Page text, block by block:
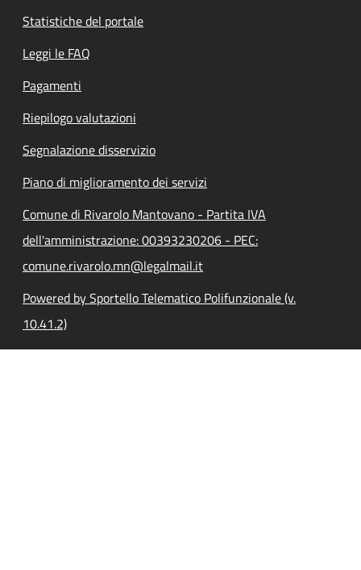
Statistiche del portale
Leggi le FAQ
Pagamenti
Riepilogo valutazioni
Segnalazione disservizio
Piano di miglioramento dei servizi
Comune di Rivarolo Mantovano - Partita IVA
dell'amministrazione: 00393230206 - PEC:
comune.rivarolo.mn@legalmail.it
Powered by Sportello Telematico Polifunzionale (v.
10.41.2)